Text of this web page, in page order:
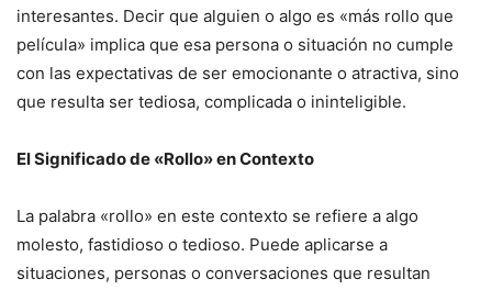
interesantes. Decir que alguien o algo es «más rollo que
película» implica que esa persona o situación no cumple
con las expectativas de ser emocionante o atractiva, sino
que resulta ser tediosa, complicada o ininteligible.
El Significado de «Rollo» en Contexto
La palabra «rollo» en este contexto se refiere a algo
molesto, fastidioso o tedioso. Puede aplicarse a
situaciones, personas o conversaciones que resultan